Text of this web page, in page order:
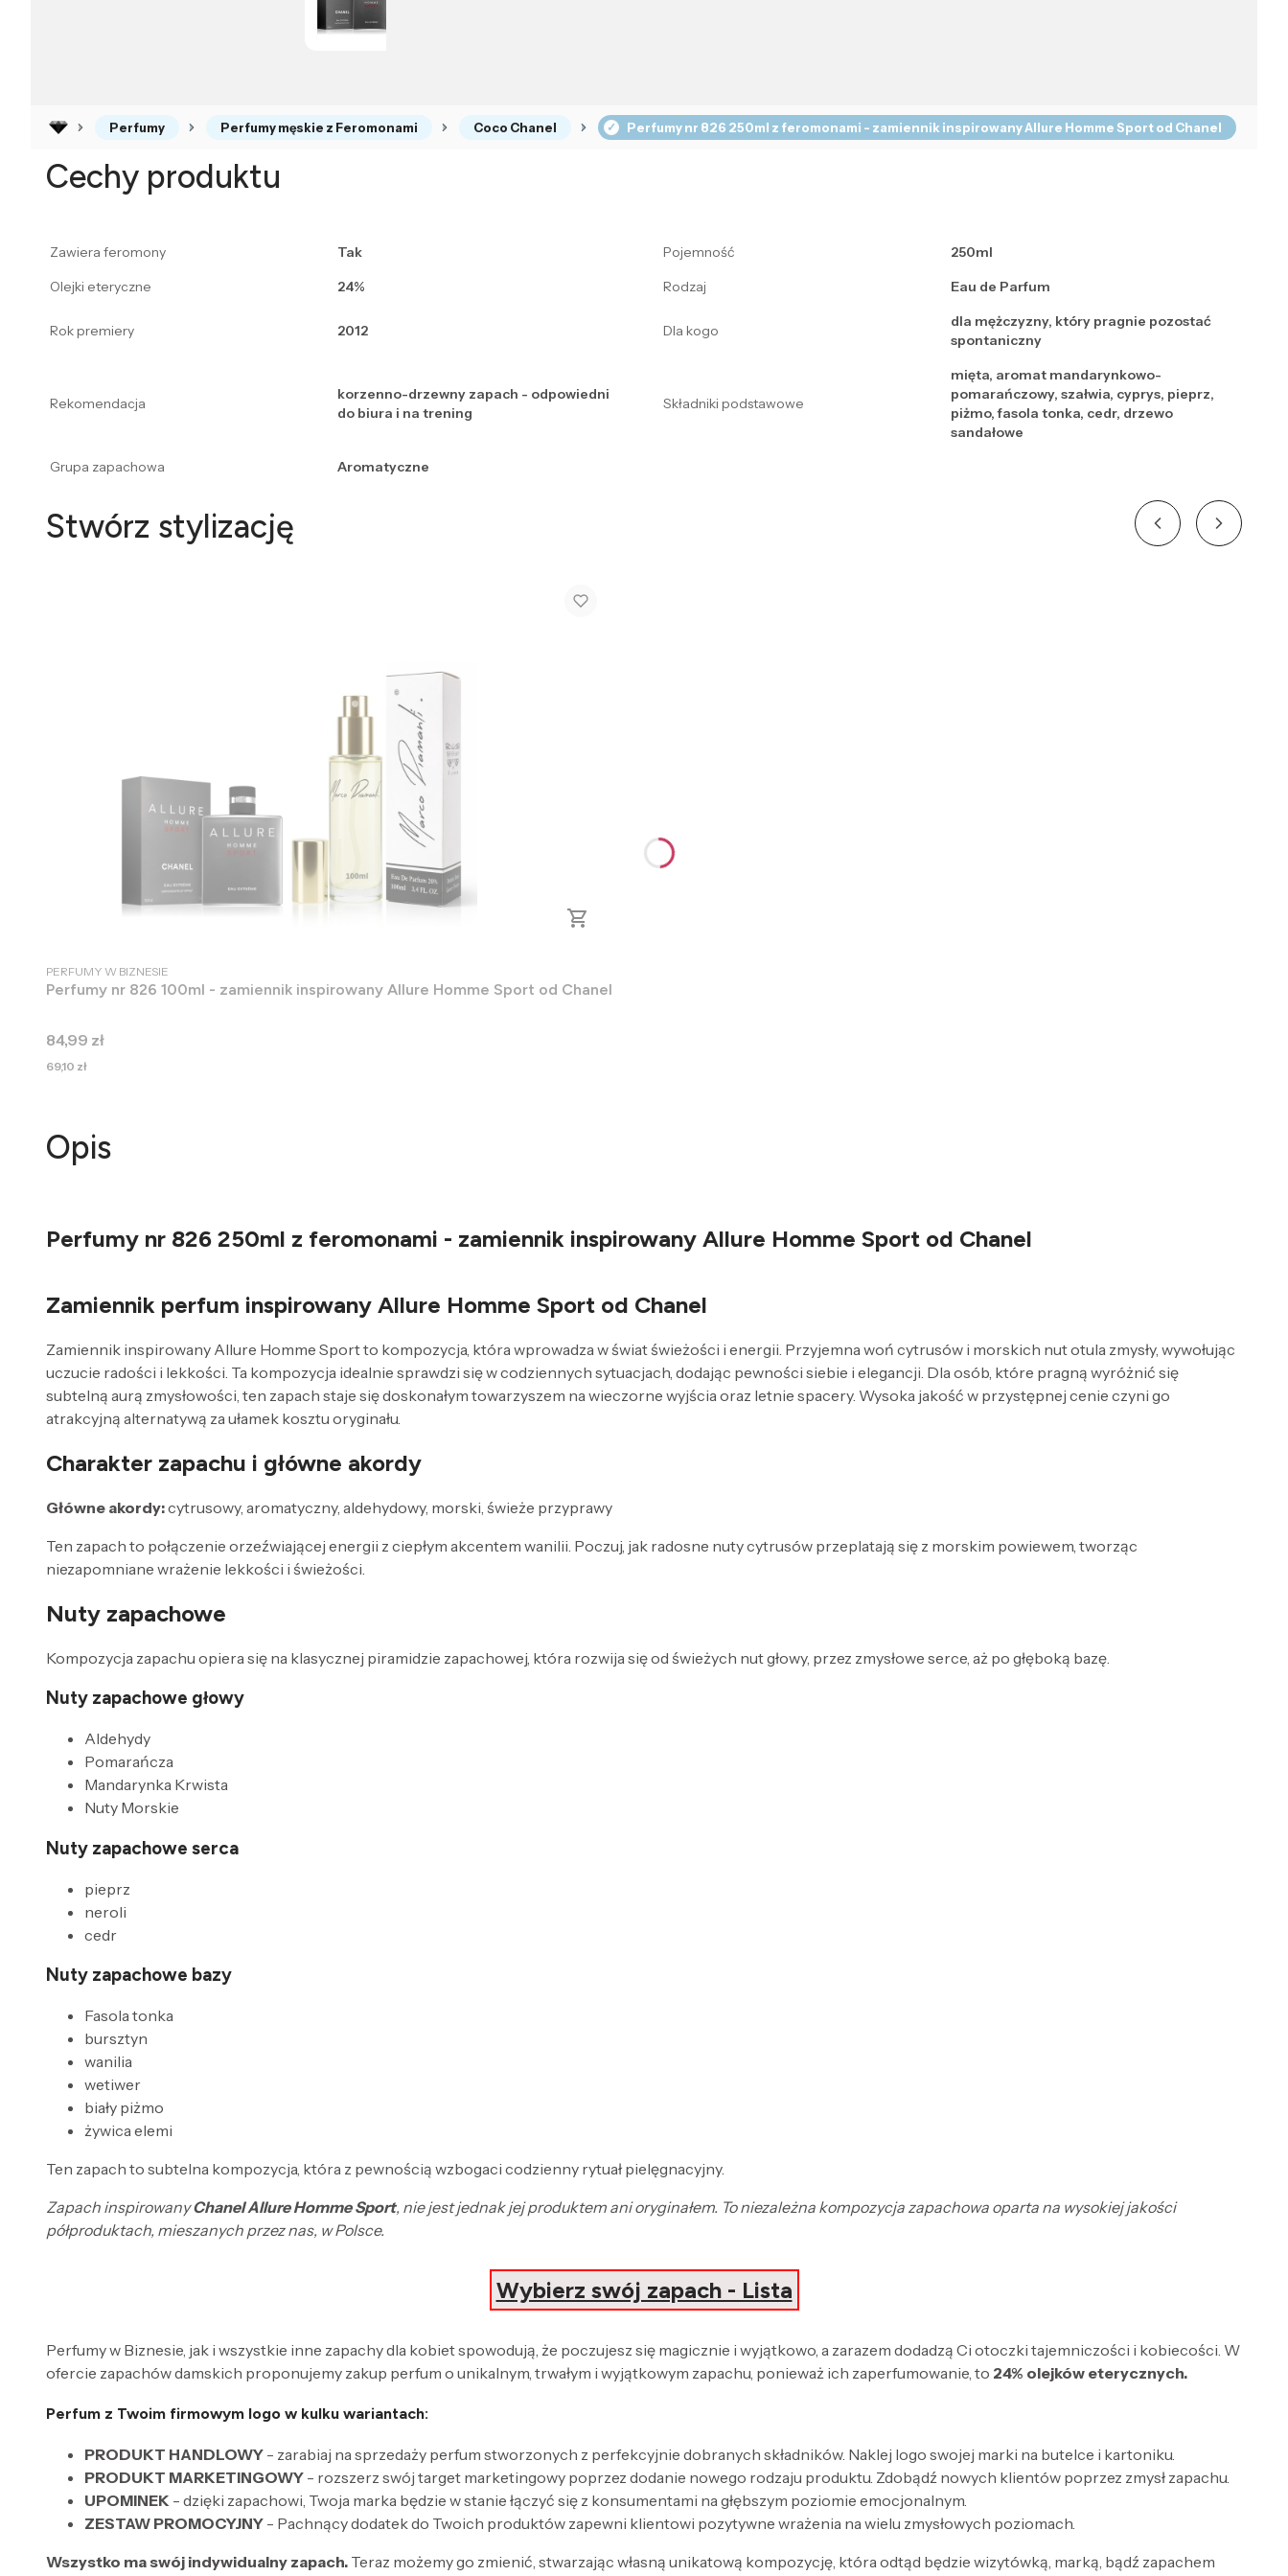
Perfumy Perfumy męskie z Feromonami Coco Chanel Perfumy nr 826 250ml z feromonami - zamiennik inspirowany Allure Homme Sport od Chanel
Cechy produktu
Zawiera feromony Tak Pojemność
250ml
Olejki eteryczne
24% Rodzaj Eau de Parfum
Rok premiery 2012 Dla kogo
dla mężczyzny, który pragnie pozostać
spontaniczny
Rekomendacja
korzenno-drzewny zapach - odpowiedni
do biura i na trening
Składniki podstawowe
mięta, aromat mandarynkowo-
pomarańczowy, szałwia, cyprys, pieprz,
piżmo, fasola tonka, cedr, drzewo
sandałowe
Grupa zapachowa
Aromatyczne
Stwórz stylizację
PRODUCENT
PERFUMY W BIZNESIE
Perfumy nr 826 100ml - zamiennik inspirowany Allure Homme Sport od Chanel
Cena
84,99 zł
Cena
69,10 zł
Opis
Perfumy nr 826 250ml z feromonami - zamiennik inspirowany Allure Homme Sport od Chanel
Zamiennik perfum inspirowany Allure Homme Sport od Chanel
Zamiennik inspirowany Allure Homme Sport to kompozycja, która wprowadza w świat świeżości i energii. Przyjemna woń cytrusów i morskich nut otula zmysły, wywołując
uczucie radości i lekkości. Ta kompozycja idealnie sprawdzi się w codziennych sytuacjach, dodając pewności siebie i elegancji. Dla osób, które pragną wyróżnić się
subtelną aurą zmysłowości, ten zapach staje się doskonałym towarzyszem na wieczorne wyjścia oraz letnie spacery. Wysoka jakość w przystępnej cenie czyni go
atrakcyjną alternatywą za ułamek kosztu oryginału.
Charakter zapachu i główne akordy
Główne akordy:cytrusowy, aromatyczny, aldehydowy, morski, świeże przyprawy
Ten zapach to połączenie orzeźwiającej energii z ciepłym akcentem wanilii. Poczuj, jak radosne nuty cytrusów przeplatają się z morskim powiewem, tworząc
niezapomniane wrażenie lekkości i świeżości.
Nuty zapachowe
Kompozycja zapachu opiera się na klasycznej piramidzie zapachowej, która rozwija się od świeżych nut głowy, przez zmysłowe serce, aż po głęboką bazę.
Nuty zapachowe głowy
Aldehydy
Pomarańcza
Mandarynka Krwista
Nuty Morskie
Nuty zapachowe serca
pieprz
neroli
cedr
Nuty zapachowe bazy
Fasola tonka
bursztyn
wanilia
wetiwer
biały piżmo
żywica elemi
Ten zapach to subtelna kompozycja, która z pewnością wzbogaci codzienny rytuał pielęgnacyjny.
Zapach inspirowanyChanel Allure Homme Sport, nie jest jednak jej produktem ani oryginałem. To niezależna kompozycja zapachowa oparta na wysokiej jakości
półproduktach, mieszanych przez nas, w Polsce.
Wybierz swój zapach - Lista
Perfumy w Biznesie, jak i wszystkie inne zapachy dla kobiet spowodują, że poczujesz się magicznie i wyjątkowo, a zarazem dodadzą Ci otoczki tajemniczości i kobiecości. W
ofercie zapachów damskich proponujemy zakup perfum o unikalnym, trwałym i wyjątkowym zapachu, ponieważ ich zaperfumowanie, to 24% olejków eterycznych.
Perfum z Twoim firmowym logo w kulku wariantach:
PRODUKT HANDLOWY - zarabiaj na sprzedaży perfum stworzonych z perfekcyjnie dobranych składników. Naklej logo swojej marki na butelce i kartoniku.
PRODUKT MARKETINGOWY - rozszerz swój target marketingowy poprzez dodanie nowego rodzaju produktu. Zdobądź nowych klientów poprzez zmysł zapachu.
UPOMINEK - dzięki zapachowi, Twoja marka będzie w stanie łączyć się z konsumentami na głębszym poziomie emocjonalnym.
ZESTAW PROMOCYJNY - Pachnący dodatek do Twoich produktów zapewni klientowi pozytywne wrażenia na wielu zmysłowych poziomach.
Wszystko ma swój indywidualny zapach. Teraz możemy go zmienić, stwarzając własną unikatową kompozycję, która odtąd będzie wizytówką, marką, bądź zapachem